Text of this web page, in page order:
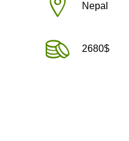
Nepal
2680$